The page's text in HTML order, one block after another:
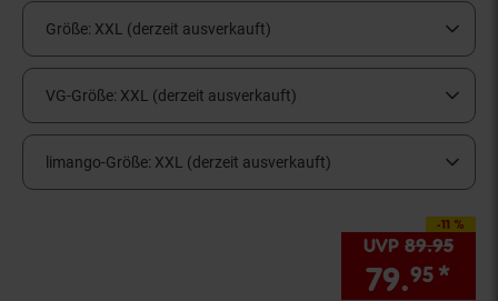
Größe: XXL (derzeit ausverkauft)
VG-Größe: XXL (derzeit ausverkauft)
limango-Größe: XXL (derzeit ausverkauft)
-11 %
Sie Sparen 11
UVP 89.95
79.95 *